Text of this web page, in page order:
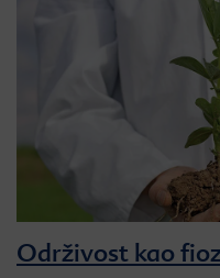
Održivost kao